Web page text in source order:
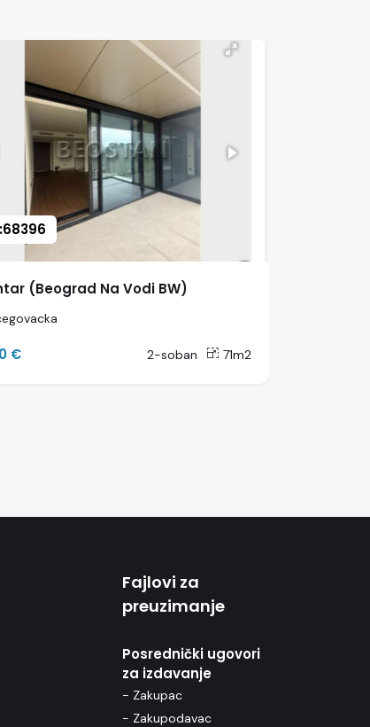
(Beograd Na Vodi BW)
€ 2-soban 71m2
Fajlovi za
preuzimanje
Posrednički ugovori
za izdavanje
- Zakupac
- Zakupodavac